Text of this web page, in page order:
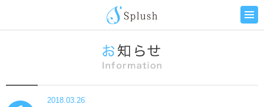
2018.03.26